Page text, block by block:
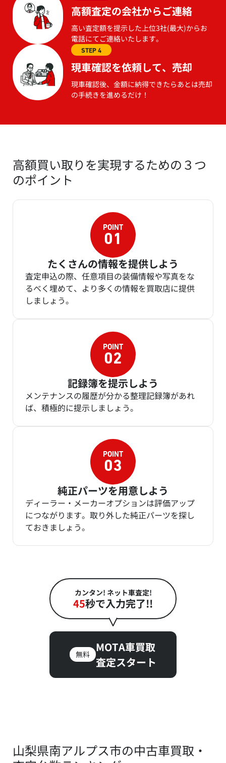
高額査定の会社からご連絡
高い査定額を提示した上位3社(最大)からお
電話にてご連絡いたします。
STEP 4
現車確認を依頼して、売却
現車確認後、金額に納得できたらあとは売却
の手続きを進めるだけ！
高額買い取りを実現するための３つ
のポイント
たくさんの情報を提供しよう
査定申込の際、任意項目の装備情報や写真をな
るべく埋めて、より多くの情報を買取店に提供
しましょう。
記録簿を提示しよう
メンテナンスの履歴が分かる整理記録簿があれ
ば、積極的に提示しましょう。
純正パーツを用意しよう
ディーラー・メーカーオプションは評価アップ
につながります。取り外した純正パーツを探し
ておきましょう。
カンタン! ネット車査定!
45秒で入力完了!!
無料
MOTA車買取
査定スタート
山梨県南アルプス市の中古車買取・